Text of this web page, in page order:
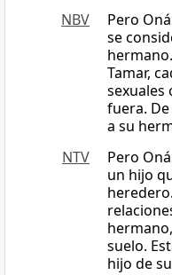
NBV
Pero
se
Tamar,
sexuales
fuera.
a su
NTV
Pero
un hijo
suelo.
hijo de